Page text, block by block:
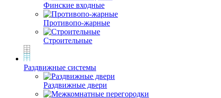
Финские входные
Противопо-жарные
Строительные
Раздвижные системы
Раздвижные двери